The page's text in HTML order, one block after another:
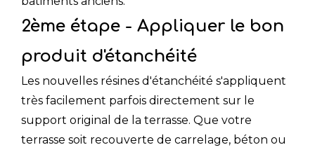
2ème étape - Appliquer le bon
produit d'étanchéité
Les nouvelles résines d'étanchéité s'appliquent
très facilement parfois directement sur le
support original de la terrasse. Que votre
terrasse soit recouverte de carrelage, béton ou